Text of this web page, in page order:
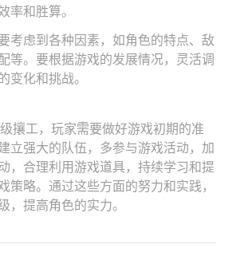
率和胜算。
考虑到各种因素，如角色的特点、敌
等。要根据游戏的发展情况，灵活调
变化和挑战。
攘工，玩家需要做好游戏初期的准
立强大的队伍，多参与游戏活动，加
，合理利用游戏道具，持续学习和提
策略。通过这些方面的努力和实践，
，提高角色的实力。